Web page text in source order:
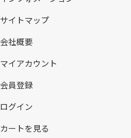
サイトマップ
会社概要
マイアカウント
会員登録
ログイン
カートを見る